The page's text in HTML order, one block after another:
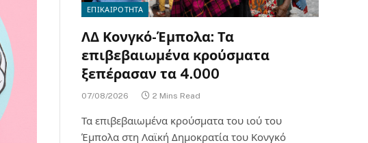
ΕΠΙΚΑΙΡΟΤΗΤΑ
ΛΔ Κονγκό-Έμπολα: Τα
επιβεβαιωμένα κρούσματα
ξεπέρασαν τα 4.000
07/08/2026 2 Mins Read
Τα επιβεβαιωμένα κρούσματα του ιού του
Έμπολα στη Λαϊκή Δημοκρατία του Κονγκό